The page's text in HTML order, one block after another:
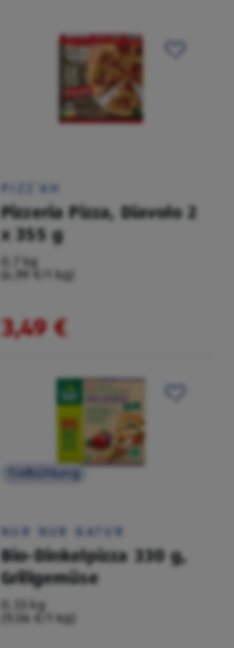
PIZZ‘AH
Pizzeria Pizza, Diavolo 2
x 355 g
0,7 kg
(4,99 €/1 kg)
3,49 €
Tiefkühlung
NUR NUR NATUR
Bio-Dinkelpizza 330 g,
Grillgemüse
0,33 kg
(9,06 €/1 kg)